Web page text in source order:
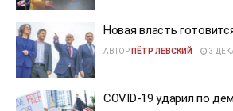
Новая власть
АВТОР ПЁТР ЛЕВСКИЙ 3
COVID-19 ударил по